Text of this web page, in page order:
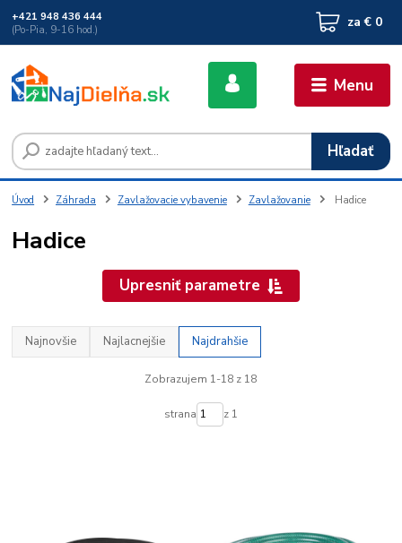
Menu
Hľadať
+421 948 436 444
(Po-Pia, 9-16 hod.)
za € 0
Úvod Záhrada Zavlažovacie vybavenie Zavlažovanie Hadice
Hadice
Upresniť parametre
Najnovšie Najlacnejšie Najdrahšie
Zobrazujem 1-18 z 18
strana z 1